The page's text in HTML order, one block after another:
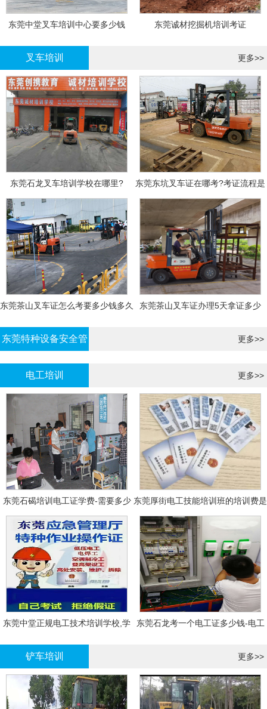
东莞中堂叉车培训中心要多少钱 东莞诚材挖掘机培训考证
叉车培训 更多>>
东莞石龙叉车培训学校在哪里?
东莞东坑叉车证在哪考?考证流程是
什么?需要什么资料?
东莞茶山叉车证怎么考要多少钱多久
东莞茶山叉车证办理5天拿证多少
东莞特种设备安全管
理证考证
更多>>
电工培训 更多>>
东莞石碣培训电工证学费-需要多少
钱?需要什么条件?
东莞厚街电工技能培训班的培训费是
多少?
东莞中堂正规电工技术培训学校,学
东莞石龙考一个电工证多少钱-电工
铲车培训 更多>>